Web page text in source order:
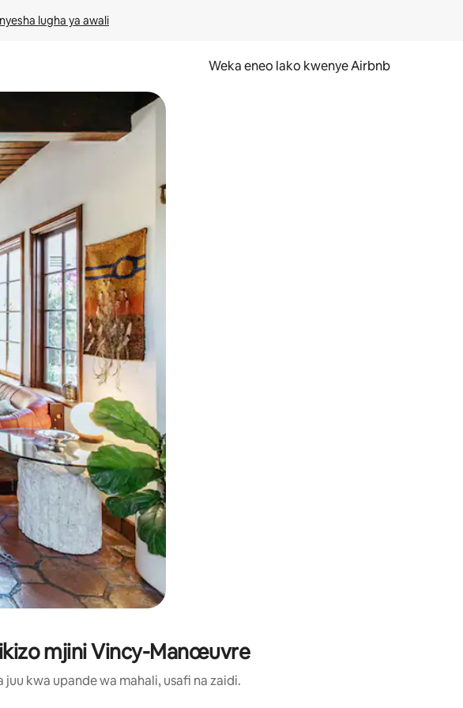
lugha ya awali
Weka eneo lako kwenye Airbnb
kugusa au kutelezesha kidole kwenye ishara.
mjini Vincy-Manœuvre
kwa upande wa mahali, usafi na zaidi.